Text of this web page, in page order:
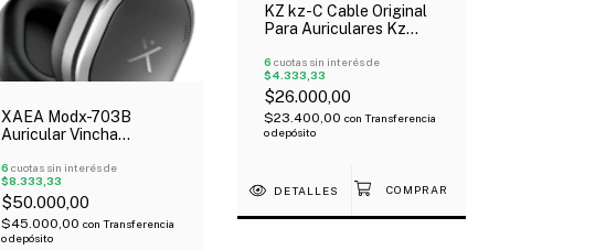
XAEA Modx-703B
Auricular Vincha
Inalámbrico Negro
6 cuotas sin interés de
$8.333,33
$50.000,00
$45.000,00 con Transferencia
o depósito
KZ kz-C Cable Original
Para Auriculares Kz
6 cuotas sin interés de
$4.333,33
$26.000,00
$23.400,00 con Transferencia
o depósito
DETALLES